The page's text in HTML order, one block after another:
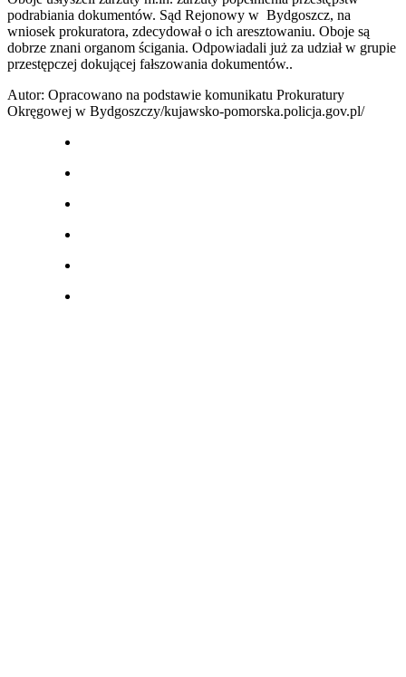
podrabiania dokumentów. Sąd Rejonowy w Bydgoszcz, na
wniosek prokuratora, zdecydował o ich aresztowaniu. Oboje są
dobrze znani organom ścigania. Odpowiadali już za udział w grupie
przestępczej dokującej fałszowania dokumentów..
Autor: Opracowano na podstawie komunikatu Prokuratury
Okręgowej w Bydgoszczy/kujawsko-pomorska.policja.gov.pl/